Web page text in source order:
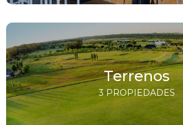
Terrenos
3 PROPIEDADES